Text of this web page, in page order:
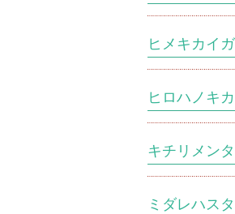
ヒメキカイ
ヒロハノキ
キチリメン
ミダレハス